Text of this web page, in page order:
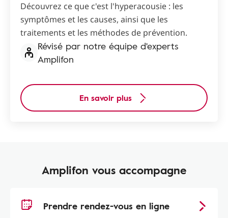
Découvrez ce que c'est l'hyperacousie : les
symptômes et les causes, ainsi que les
traitements et les méthodes de prévention.
Révisé par notre équipe d'experts
Amplifon
En savoir plus
Amplifon vous accompagne
Prendre rendez-vous en ligne